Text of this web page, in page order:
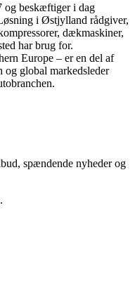
og beskæftiger i dag
i Østjylland rådgiver,
dækmaskiner,
har brug for.
Europe – er en del af
global markedsleder
spændende nyheder og